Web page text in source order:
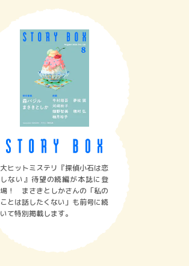
大ヒットミステリ『探偵小石は恋
しない』待望の続編が本誌に登
場！ まさきとしかさんの「私の
ことは話したくない」も前号に続
いて特別掲載します。